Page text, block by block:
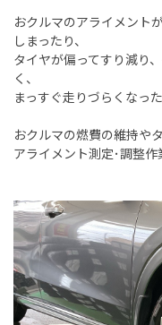
おクルマのアライメント
しまったり、
タイヤが偏ってすり減り
く、
まっすぐ走りづらくなった
おクルマの燃費の維持や
アライメント測定･調整